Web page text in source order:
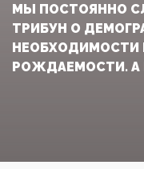
МЫ ПОСТОЯННО
ТРИБУН О
РОЖДАЕМОСТИ. А